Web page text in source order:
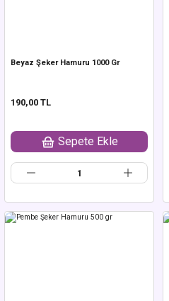
Beyaz Şeker Hamuru 1000 Gr
190,00 TL
Sepete Ekle